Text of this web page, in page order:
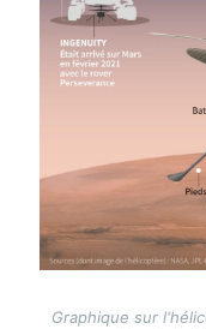
Graphique sur